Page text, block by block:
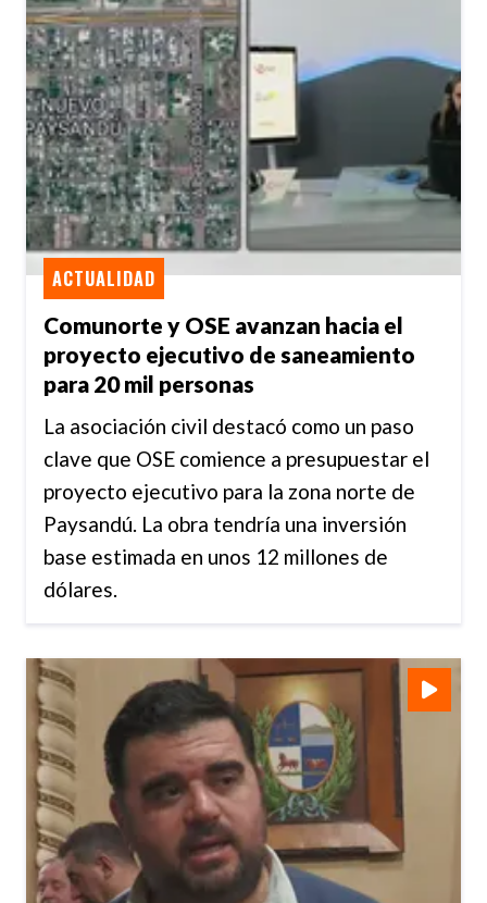
Comunorte y OSE avanzan hacia el
proyecto ejecutivo de saneamiento
para 20 mil personas
ACTUALIDAD
La asociación civil destacó como un paso
clave que OSE comience a presupuestar el
proyecto ejecutivo para la zona norte de
Paysandú. La obra tendría una inversión
base estimada en unos 12 millones de
dólares.